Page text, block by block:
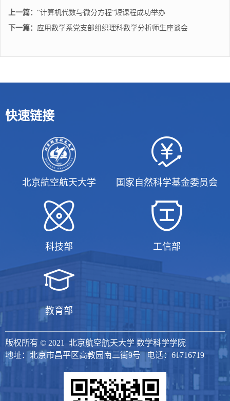
上一篇： “计算机代数与微分方程”短课程成功举办
下一篇： 应用数学系党支部组织理科数学分析师生座谈会
快速链接
北京航空航天大学 国家自然科学基金委员会
科技部 工信部
教育部
版权所有 © 2021 北京航空航天大学 数学科学学院
地址：北京市昌平区高教园南三街9号 电话：61716719